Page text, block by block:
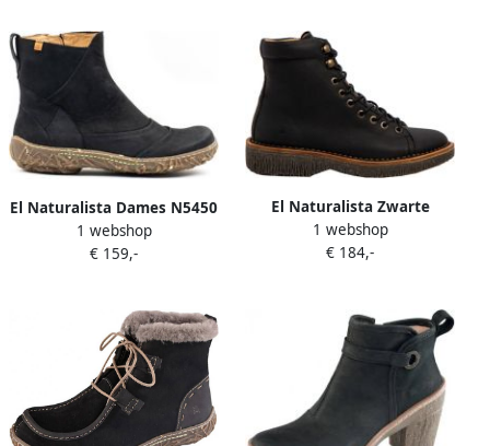
El Naturalista Dames N5450
Pleasant Nido Pleasant
Black
1 webshop
€ 159,-
El Naturalista Zwarte
winterlaarzen voor dames
met veters
1 webshop
€ 184,-